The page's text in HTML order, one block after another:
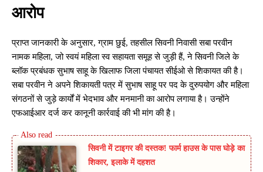
आरोप
प्राप्त जानकारी के अनुसार, ग्राम छुई, तहसील सिवनी निवासी सबा परवीन
नामक महिला, जो स्वयं महिला स्व सहायता समूह से जुड़ी हैं, ने सिवनी जिले के
ब्लॉक प्रबंधक सुभाष साहू के खिलाफ जिला पंचायत सीईओ से शिकायत की है।
सबा परवीन ने अपने शिकायती पत्र में सुभाष साहू पर पद के दुरुपयोग और महिला
संगठनों से जुड़े कार्यों में भेदभाव और मनमानी का आरोप लगाया है। उन्होंने
एफआईआर दर्ज कर कानूनी कार्रवाई की भी मांग की है।
सिवनी में टाइगर की दस्तक! फार्म हाउस के पास घोड़े का
शिकार, इलाके में दहशत